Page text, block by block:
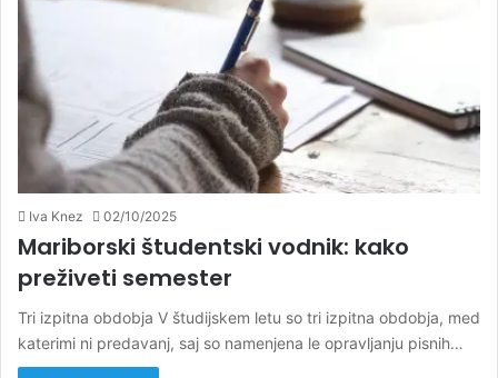
Iva Knez 02/10/2025
Mariborski študentski vodnik: kako
preživeti semester
Tri izpitna obdobja V študijskem letu so tri izpitna obdobja, med
katerimi ni predavanj, saj so namenjena le opravljanju pisnih…